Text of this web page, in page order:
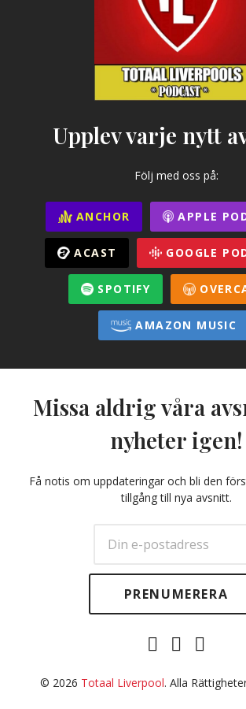
Upplev varje nytt
Följ med oss på:
ANCHOR APPLE
ACAST GOOGLE
SPOTIFY
AMAZON MUSIC
Missa aldrig våra
nyheter igen!
Få notis om uppdateringar och bli den
tillgång till nya avsnitt.
post
Facebook
© 2026 Totaal Liverpool. Alla